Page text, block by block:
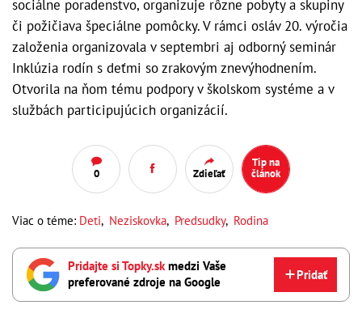
sociálne poradenstvo, organizuje rôzne pobyty a skupiny
či požičiava špeciálne pomôcky. V rámci osláv 20. výročia
založenia organizovala v septembri aj odborný seminár
Inklúzia rodín s deťmi so zrakovým znevýhodnením.
Otvorila na ňom tému podpory v školskom systéme a v
službách participujúcich organizácií.
0 Zdieľať
Tip na
článok
Viac o téme: Deti, Neziskovka, Predsudky, Rodina
Pridajte si Topky.skmedzi Vaše
preferované zdroje na Google
Pridať